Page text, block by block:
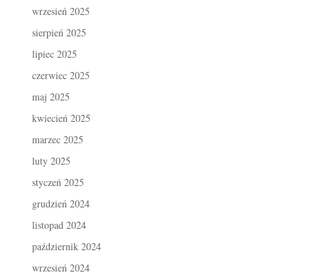
wrzesień 2025
sierpień 2025
lipiec 2025
czerwiec 2025
maj 2025
kwiecień 2025
marzec 2025
luty 2025
styczeń 2025
grudzień 2024
listopad 2024
październik 2024
wrzesień 2024